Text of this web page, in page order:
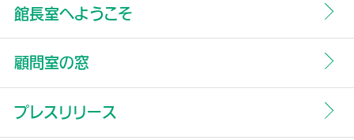
館長室へようこそ
顧問室の窓
プレスリリース